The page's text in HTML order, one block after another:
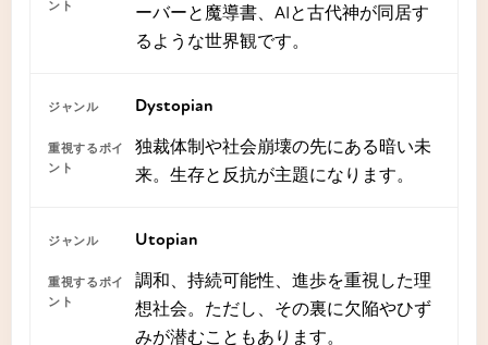
ーバーと魔導書、AIと古代神が同居す
るような世界観です。
Dystopian
独裁体制や社会崩壊の先にある暗い未
来。生存と反抗が主題になります。
Utopian
調和、持続可能性、進歩を重視した理
想社会。ただし、その裏に欠陥やひず
みが潜むこともあります。